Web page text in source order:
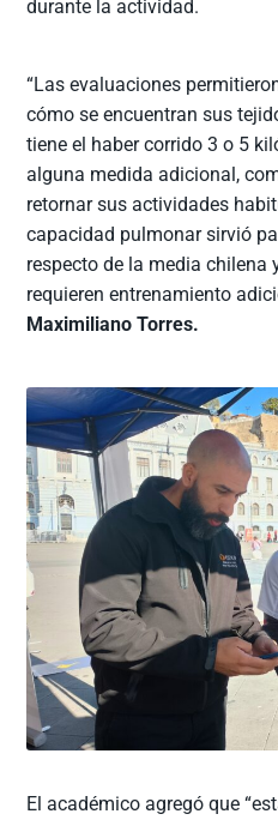
durante la actividad.
“Las evaluaciones
cómo se encuentran sus
tiene el haber corrido 3 o 5
alguna medida adicional,
retornar sus actividades
capacidad pulmonar sirvió
respecto de la media chilena
requieren entrenamiento
Maximiliano Torres.
El académico agregó que